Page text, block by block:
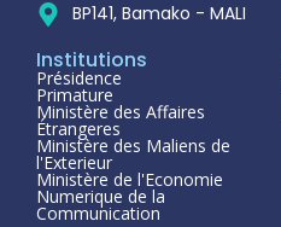
BP141, Bamako - MALI
Institutions
Présidence
Primature
Ministère des Affaires
Étrangeres
Ministère des Maliens de
l'Exterieur
Ministère de l'Economie
Numerique de la
Communication